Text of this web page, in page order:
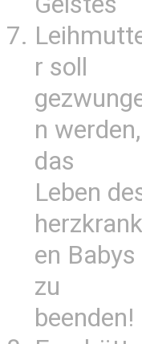
r soll
n werden,
das
Leben
herzkrank
en Babys
zu
beenden!